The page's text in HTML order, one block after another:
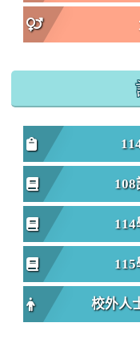
校外人